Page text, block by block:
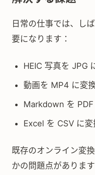
日常の仕事では、し
要になります：
HEIC 写真を JPG
動画を MP4 に変
Markdown を
Excel を CSV に
既存のオンライン変
かの問題点があります